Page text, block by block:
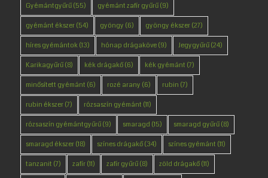
Gyémántgyűrű(55) gyémánt zafír gyűrű(9)
gyémánt ékszer(54) gyöngy (6) gyöngy ékszer(27)
híres gyémántok(13) hónap drágaköve(9) Jegygyűrű(24)
Karikagyűrű(8) kék drágakő(6) kék gyémánt (7)
minősített gyémánt (6) rozé arany (6) rubin (7)
rubin ékszer(7) rózsaszín gyémánt (11)
rózsaszín gyémántgyűrű(9) smaragd (15) smaragd gyűrű(8)
smaragd ékszer(18) színes drágakő(34) színes gyémánt (11)
tanzanit (7) zafír(11) zafír gyűrű(8) zöld drágakő(11)